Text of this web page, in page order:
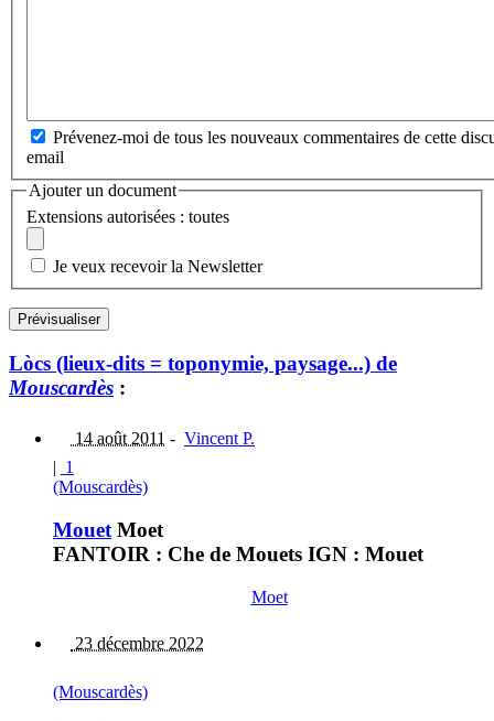
Prévenez-moi de tous les nouveaux commentaires de cette
email
Ajouter un document
Extensions autorisées : toutes
Je veux recevoir la Newsletter
Lòcs (lieux-dits = toponymie, paysage...) de
Mouscardès :
14 août 2011 - Vincent P.
| 1
(Mouscardès)
Mouet Moet
FANTOIR : Che de Mouets IGN : Mouet
Moet
23 décembre 2022
(Mouscardès)